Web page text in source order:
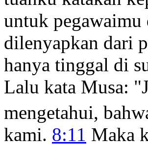
untuk
dilenyapkan dari
hanya tinggal di
Lalu kata Musa:
mengetahui,
kami. 8:11 Maka